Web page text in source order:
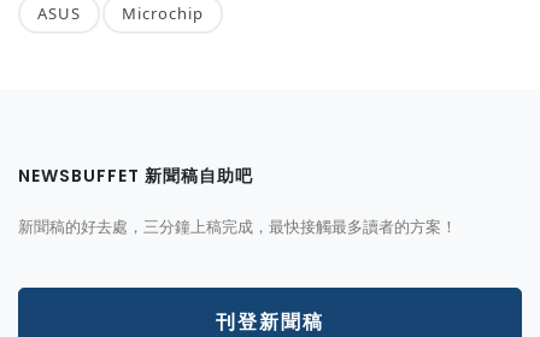
ASUS Microchip
NEWSBUFFET 新聞稿自助吧
新聞稿的好去處，三分鐘上稿完成，最快接觸最多讀者的方案！
刊登新聞稿